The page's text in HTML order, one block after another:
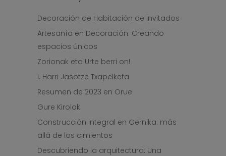
Decoración de Habitación de Invitados
Artesanía en Decoración: Creando
espacios únicos
Zorionak eta Urte berri on!
I. Harri Jasotze Txapelketa
Resumen de 2023 en Orue
Gure Kirolak
Construcción integral en Gernika: más
allá de los cimientos
Descubriendo la arquitectura: Una